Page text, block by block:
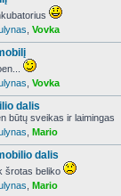
Vovka
Vovka
dalis
būtų sveikas ir laimingas
Mario
dalis
šrotas beliko
Mario